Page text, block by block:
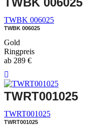
TWBK 006025
TWBK 006025
Gold
Ringpreis
ab 289 €
TWRT001025
TWRT001025
TWRT001025